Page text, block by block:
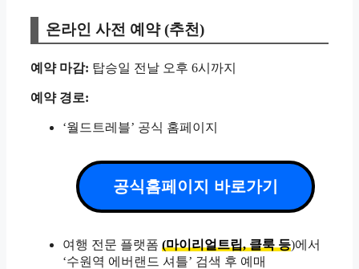
온라인 사전 예약 (추천)
예약 마감: 탑승일 전날 오후 6시까지
예약 경로:
‘월드트레블’ 공식 홈페이지
공식홈페이지 바로가기
여행 전문 플랫폼 (마이리얼트립, 클룩 등)에서
‘수원역 에버랜드 셔틀’ 검색 후 예매